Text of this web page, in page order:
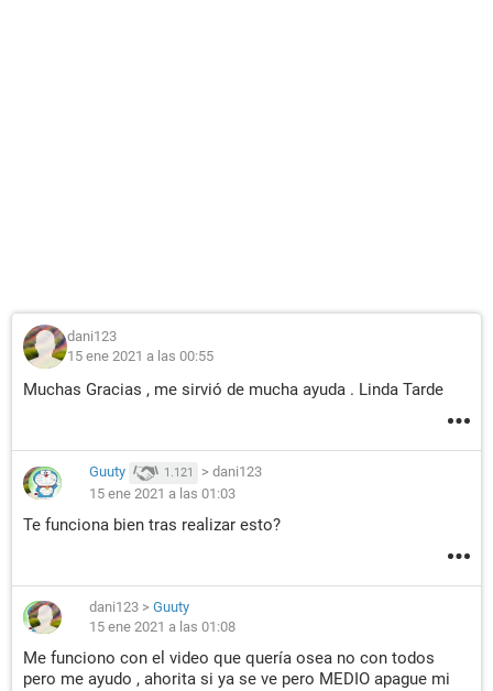
dani123
15 ene 2021 a las 00:55
Muchas Gracias , me sirvió de mucha ayuda . Linda Tarde
Guuty 1.121 > dani123
15 ene 2021 a las 01:03
Te funciona bien tras realizar esto?
dani123 > Guuty
15 ene 2021 a las 01:08
Me funciono con el video que quería osea no con todos
pero me ayudo , ahorita si ya se ve pero MEDIO apague mi